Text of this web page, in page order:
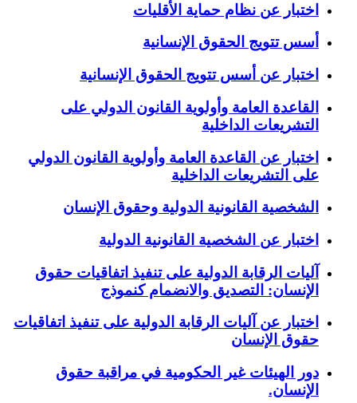
اختبار عن نظام حماية الأقليات
أسس تتويج الحقوق الإنسانية
اختبار عن أسس تتويج الحقوق الإنسانية
القاعدة العامة وأولوية القانون الدولي على
التشريعات الداخلية
اختبار عن القاعدة العامة وأولوية القانون الدولي
على التشريعات الداخلية
الشخصية القانونية الدولية وحقوق الإنسان
اختبار عن الشخصية القانونية الدولية
آليات الرقابة الدولية على تنفيذ اتفاقيات حقوق
الإنسان: التصديق والانضمام كنموذج
اختبار عن آليات الرقابة الدولية على تنفيذ اتفاقيات
حقوق الإنسان
دور الهيئات غير الحكومية في مراقبة حقوق
الإنسان.